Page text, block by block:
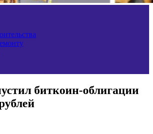
биткоин-облигации